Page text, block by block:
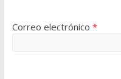
Correo electrónico *